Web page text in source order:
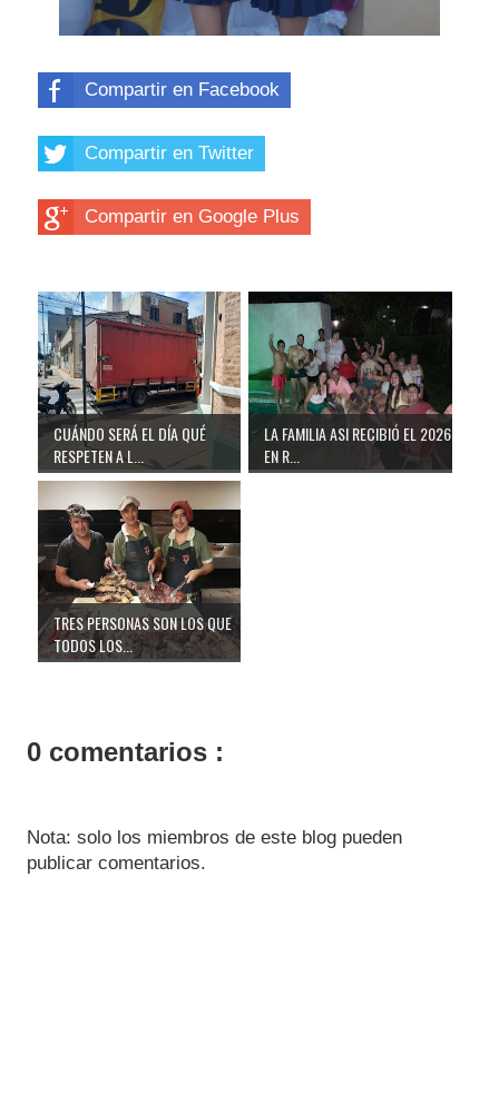
Compartir en Facebook
Compartir en Twitter
Compartir en Google Plus
CUÁNDO SERÁ EL DÍA QUÉ
RESPETEN A L...
LA FAMILIA ASI RECIBIÓ EL 2026
EN R...
TRES PERSONAS SON LOS QUE
TODOS LOS...
0 comentarios :
Nota: solo los miembros de este blog pueden
publicar comentarios.